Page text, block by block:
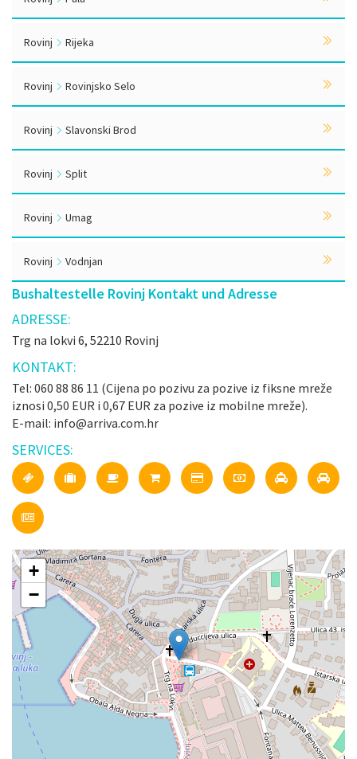
Rovinj Rijeka
Rovinj Rovinjsko Selo
Rovinj Slavonski Brod
Rovinj Split
Rovinj Umag
Rovinj Vodnjan
Bushaltestelle Rovinj Kontakt und Adresse
ADRESSE:
Trg na lokvi 6, 52210 Rovinj
KONTAKT:
Tel: 060 88 86 11 (Cijena po pozivu za pozive iz fiksne mreže
iznosi 0,50 EUR i 0,67 EUR za pozive iz mobilne mreže).
E-mail: info@arriva.com.hr
SERVICES:
+
−